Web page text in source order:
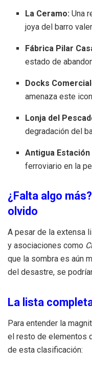
La Ceramo: Una
joya del barro
Fábrica Pilar
estado de
Docks
amenaza este
Lonja del
degradación del
Antigua Estación
ferroviario en la
¿Falta algo
olvido
A pesar de la extensa
y asociaciones como
que la sombra es aún
del desastre, se
La lista
Para entender la
el resto de elementos
de esta clasificación: